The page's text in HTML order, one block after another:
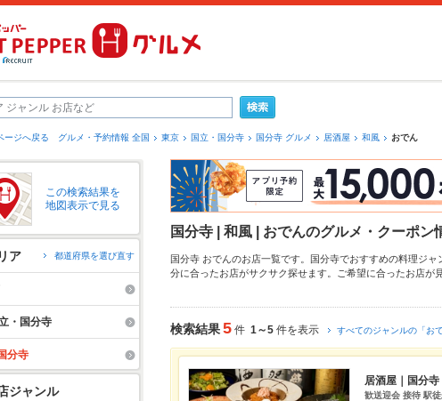
ージへ戻る グルメ・予約情報 全国 東京 国立・国分寺 国分寺 グルメ 居酒屋 和風 おでん
この検索結果を
地図表示で見る
ア 都道府県を選び直す
・国分寺
分寺
ジャンル
国分寺 | 和風 | おでんのグルメ・クーポン
国分寺 おでんのお店一覧です。国分寺でおすすめの料理ジャ
分に合ったお店がサクサク探せます。ご希望に合ったお店が
検索結果5 件 1～5 件を表示 すべてのジャンルの「お
居酒屋｜国分寺
歓送迎会 接待 駅